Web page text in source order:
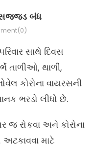
સજ્જડ બંધ
સાથે દિવસ
તાળીઓ, થાળી,
કોરોના વાયરસની
ભરડો લીધો છે.
જ રોકવા અને કોરોના
માટે